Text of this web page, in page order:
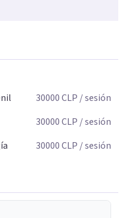
30000CLP / sesión
30000CLP / sesión
30000CLP / sesión